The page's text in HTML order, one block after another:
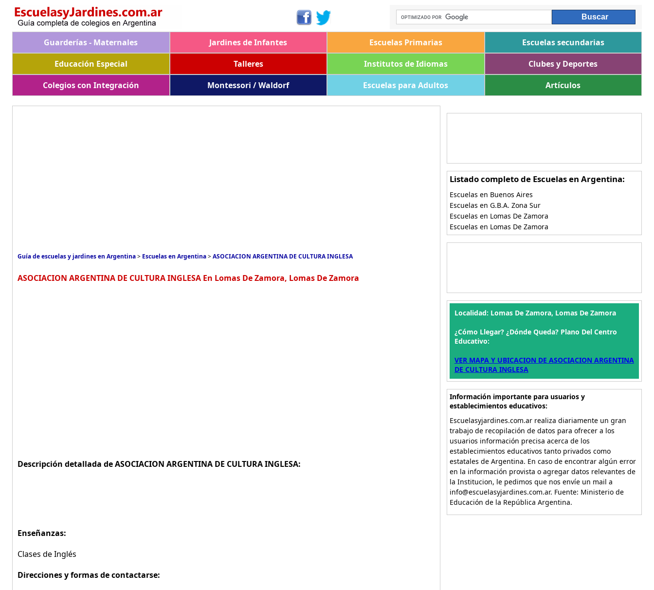
Guarderías - Maternales Jardines de Infantes Escuelas Primarias
Escuelas secundarias
Educación Especial
Talleres Institutos de Idiomas
Clubes y Deportes
Colegios con Integración
Montessori / Waldorf Escuelas para Adultos Artículos
Guía de escuelas y jardines en Argentina> Escuelas en Argentina>ASOCIACION ARGENTINA DE CULTURA INGLESA
ASOCIACION ARGENTINA DE CULTURA INGLESA En Lomas De Zamora, Lomas De Zamora
Descripción detallada de ASOCIACION ARGENTINA DE CULTURA INGLESA:
Enseñanzas:
Clases de Inglés
Direcciones y formas de contactarse:
Listado completo de Escuelas en Argentina:
Escuelas en Buenos Aires
Escuelas en G.B.A. Zona Sur
Escuelas en Lomas De Zamora
Escuelas en Lomas De Zamora
Localidad: Lomas De Zamora, Lomas De Zamora
¿Cómo Llegar? ¿Dónde Queda? Plano Del Centro
Educativo:
VER MAPA Y UBICACION DE ASOCIACION ARGENTINA
DE CULTURA INGLESA
Información importante para usuarios y
establecimientos educativos:
Escuelasyjardines.com.ar realiza diariamente un gran
trabajo de recopilación de datos para ofrecer a los
usuarios información precisa acerca de los
establecimientos educativos tanto privados como
estatales de Argentina. En caso de encontrar algún error
en la información provista o agregar datos relevantes de
la Institucion, le pedimos que nos envíe un mail a
info@escuelasyjardines.com.ar. Fuente: Ministerio de
Educación de la República Argentina.